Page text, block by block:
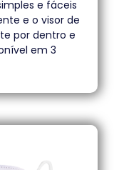
e fáceis
e o visor de
por dentro e
em 3